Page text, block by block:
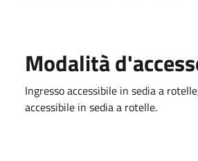
Modalità
Ingresso accessibile in sedia a
accessibile in sedia a rotelle.